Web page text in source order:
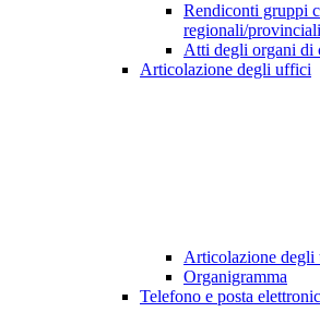
Rendiconti gruppi
regionali/provinciali
Atti degli organi di
Articolazione degli uffici
Articolazione degli
Organigramma
Telefono e posta